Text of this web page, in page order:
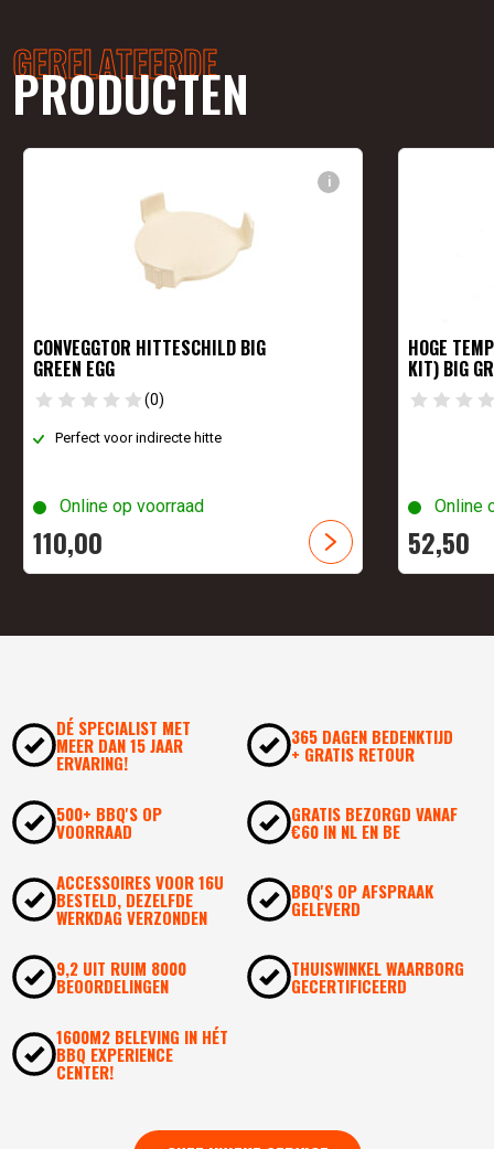
GERELATEERDE
PRODUCTEN
i
CONVEGGTOR HITTESCHILD BIG
GREEN EGG
(0)
Perfect voor indirecte hitte
Online op voorraad
110,00
HOGE
KIT) BIG
Online
52,50
DÉ SPECIALIST MET
MEER DAN 15 JAAR
ERVARING!
365 DAGEN BEDENKTIJD
+ GRATIS RETOUR
500+ BBQ'S OP
VOORRAAD
GRATIS BEZORGD VANAF
€60 IN NL EN BE
ACCESSOIRES VOOR 16U
BESTELD, DEZELFDE
WERKDAG VERZONDEN
BBQ'S OP AFSPRAAK
GELEVERD
9,2 UIT RUIM 8000
BEOORDELINGEN
THUISWINKEL WAARBORG
GECERTIFICEERD
1600M2 BELEVING IN HÉT
BBQ EXPERIENCE
CENTER!